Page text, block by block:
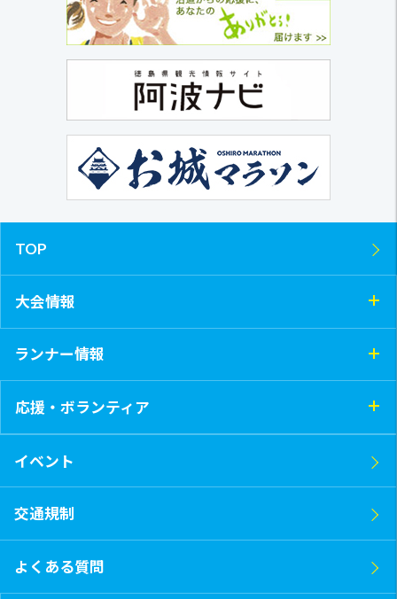
TOP
大会情報
ランナー情報
応援・ボランティア
イベント
交通規制
よくある質問